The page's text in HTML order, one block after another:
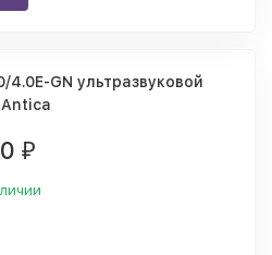
4.0E-GN ультразвуковой
₽